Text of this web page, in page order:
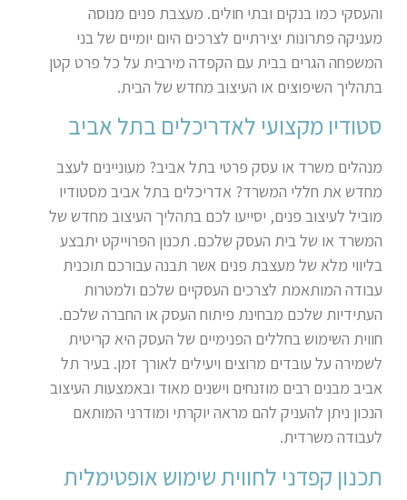
והעסקי כמו בנקים ובתי חולים. מעצבת פנים מנוסה
מעניקה פתרונות יצירתיים לצרכים היום יומיים של בני
המשפחה הגרים בבית עם הקפדה מירבית על כל פרט קטן
בתהליך השיפוצים או העיצוב מחדש של הבית.
סטודיו מקצועי לאדריכלים בתל אביב
מנהלים משרד או עסק פרטי בתל אביב? מעוניינים לעצב
מחדש את חללי המשרד? אדריכלים בתל אביב מסטודיו
מוביל לעיצוב פנים, יסייעו לכם בתהליך העיצוב מחדש של
המשרד או של בית העסק שלכם. תכנון הפרוייקט יתבצע
בליווי מלא של מעצבת פנים אשר תבנה עבורכם תוכנית
עבודה המותאמת לצרכים העסקיים שלכם ולמטרות
העתידיות שלכם מבחינת פיתוח העסק או החברה שלכם.
חווית השימוש בחללים הפנימיים של העסק היא קריטית
לשמירה על עובדים מרוצים ויעילים לאורך זמן. בעיר תל
אביב מבנים רבים מוזנחים וישנים מאוד ובאמצעות העיצוב
הנכון ניתן להעניק להם מראה יוקרתי ומודרני המותאם
לעבודה משרדית.
תכנון קפדני לחווית שימוש אופטימלית